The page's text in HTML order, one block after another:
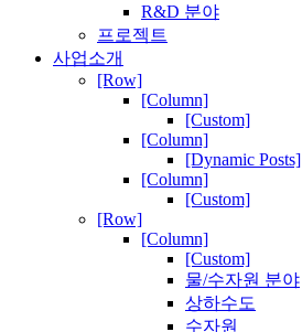
R&D 분야
프로젝트
사업소개
[Row]
[Column]
[Custom]
[Column]
[Dynamic Posts]
[Column]
[Custom]
[Row]
[Column]
[Custom]
물/수자원 분야
상하수도
수자원